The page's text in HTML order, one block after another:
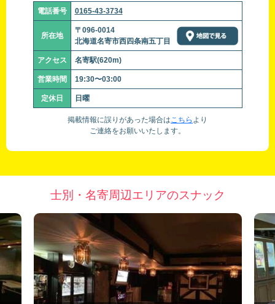
電話番号 0165-43-3734
所在地
〒096-0014
北海道名寄市西四条南五丁目
アクセス 名寄駅(620m)
営業時間 19:30〜03:00
定休日 日曜
掲載情報に誤りがあった場合はこちら より
ご連絡をお願いいたします。
士別・名寄周辺エリアのスナック